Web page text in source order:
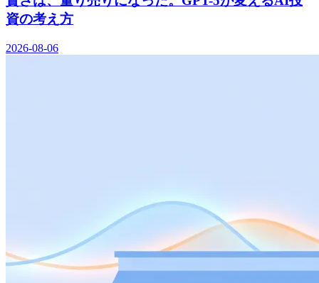
資の考え方
2026-08-06